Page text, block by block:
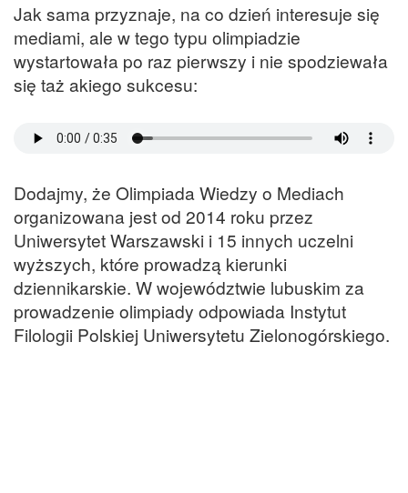
Jak sama przyznaje, na co dzień interesuje się
mediami, ale w tego typu olimpiadzie
wystartowała po raz pierwszy i nie spodziewała
się taż akiego sukcesu:
Dodajmy, że Olimpiada Wiedzy o Mediach
organizowana jest od 2014 roku przez
Uniwersytet Warszawski i 15 innych uczelni
wyższych, które prowadzą kierunki
dziennikarskie. W województwie lubuskim za
prowadzenie olimpiady odpowiada Instytut
Filologii Polskiej Uniwersytetu Zielonogórskiego.